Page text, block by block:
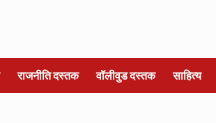
राजनीति दस्तक वॉलीवुड दस्तक साहित्य